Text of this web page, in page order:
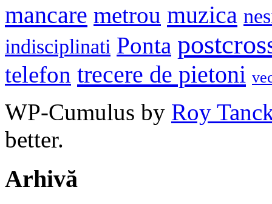
mancare metrou muzica
indisciplinati Ponta
telefon trecere de pietoni
WP-Cumulus by Roy
better.
Arhivă